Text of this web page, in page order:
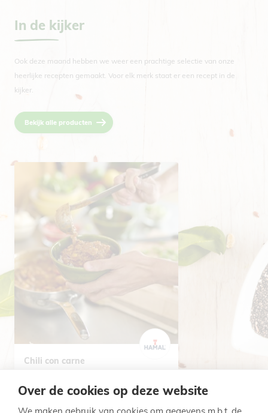
Over de cookies op deze website
In de kijker
Ook deze maand hebben we weer een prachtige selectie van onze
heerlijke recepten gemaakt. Voor elk merk staat er een recept in de
kijker.
Bekijk alle producten
Chili con carne